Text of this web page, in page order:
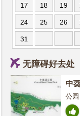
17 18 19
24 25 26
31
无障碍好去处
中
公园